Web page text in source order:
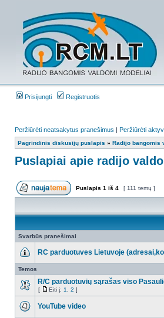
Prisijungti Registruotis
Peržiūrėti neatsakytus pranešimus | Peržiūrėti
Pagrindinis diskusijų puslapis » Radijo bangomis
Puslapiai apie radijo
Puslapis 1 iš 4 [ 111 temų ]
Svarbūs pranešimai
RC parduotuves Lietuvoje
Temos
R/C parduotuvių sąrašas viso
[ Eiti į: 1 2 ]
YouTube video